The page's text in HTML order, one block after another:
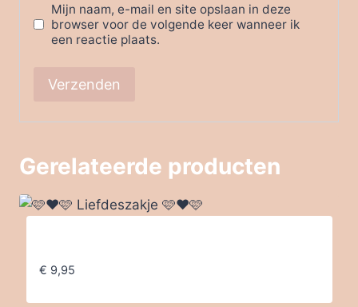
Mijn naam, e-mail en site opslaan in deze
browser voor de volgende keer wanneer ik
een reactie plaats.
Gerelateerde producten
€ 9,95